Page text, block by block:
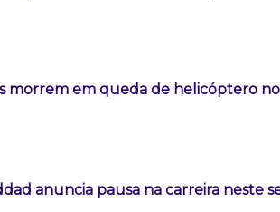
morrem em queda de helicóptero
anuncia pausa na carreira neste